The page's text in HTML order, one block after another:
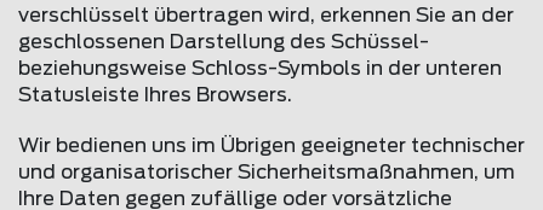
verschlüsselt übertragen wird, erkennen Sie an der
geschlossenen Darstellung des Schüssel-
beziehungsweise Schloss-Symbols in der unteren
Statusleiste Ihres Browsers.
Wir bedienen uns im Übrigen geeigneter technischer
und organisatorischer Sicherheitsmaßnahmen, um
Ihre Daten gegen zufällige oder vorsätzliche